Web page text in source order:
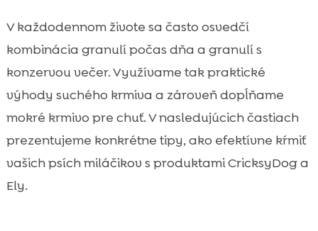
V každodennom živote sa často osvedčí
kombinácia granulí počas dňa a granulí s
konzervou večer. Využívame tak praktické
výhody suchého krmiva a zároveň dopĺňame
mokré krmivo pre chuť. V nasledujúcich častiach
prezentujeme konkrétne tipy, ako efektívne kŕmiť
vašich psích miláčikov s produktami CricksyDog a
Ely.